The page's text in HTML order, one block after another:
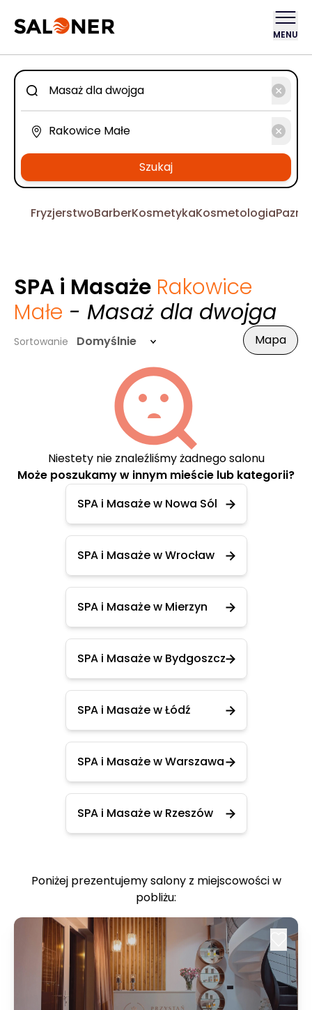
MENU
Szukaj
FryzjerstwoBarberKosmetykaKosmetologia
SPA i Masaże Rakowice
Małe - Masaż dla dwojga
Sortowanie Domyślnie Mapa
Niestety nie znaleźliśmy żadnego salonu
Może poszukamy w innym mieście lub kategorii?
SPA i Masaże w Nowa Sól
SPA i Masaże w Wrocław
SPA i Masaże w Mierzyn
SPA i Masaże w Bydgoszcz
SPA i Masaże w Łódź
SPA i Masaże w Warszawa
SPA i Masaże w Rzeszów
Poniżej prezentujemy salony z miejscowości w
pobliżu: